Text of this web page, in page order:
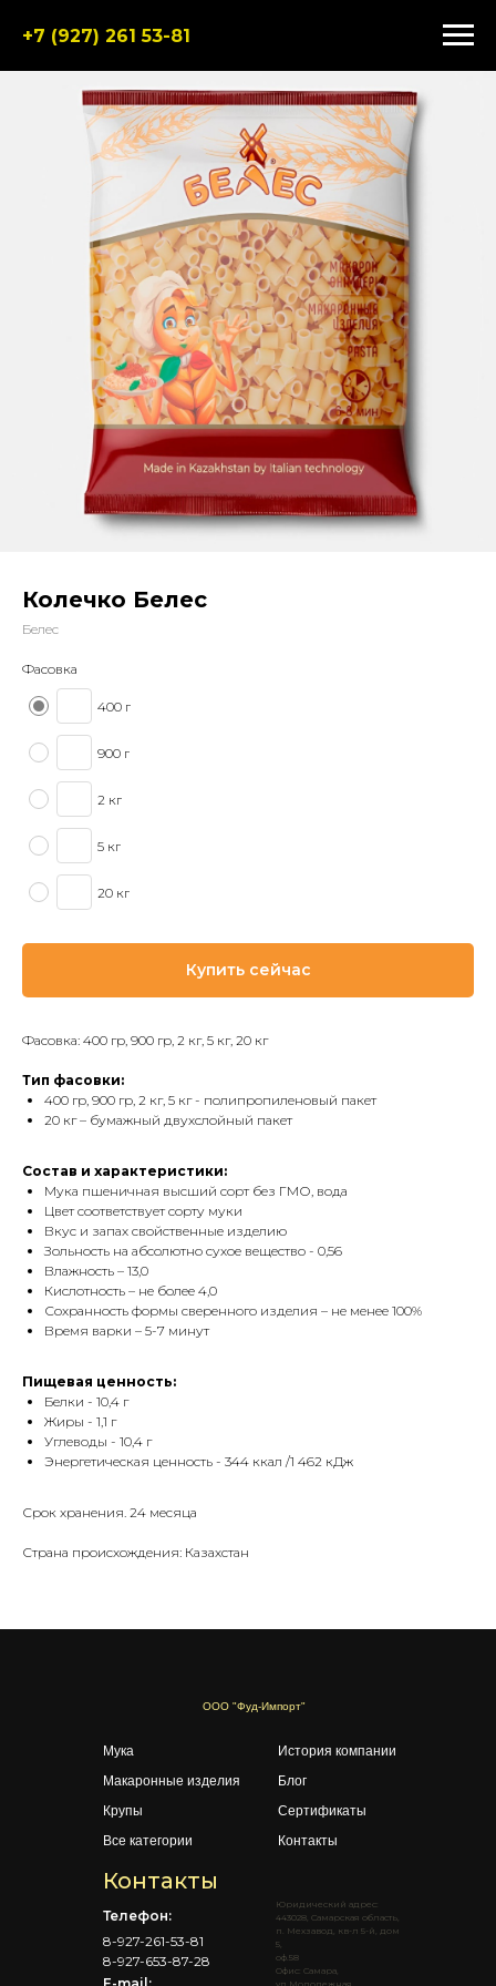
+7 (927) 261 53-81
Колечко Белес
Белес
Фасовка
400 г
900 г
2 кг
5 кг
20 кг
Купить сейчас
Фасовка: 400 гр, 900 гр, 2 кг, 5 кг, 20 кг
Тип фасовки:
400 гр, 900 гр, 2 кг, 5 кг - полипропиленовый пакет
20 кг – бумажный двухслойный пакет
Состав и характеристики:
Мука пшеничная высший сорт без ГМО, вода
Цвет соответствует сорту муки
Вкус и запах свойственные изделию
Зольность на абсолютно сухое вещество - 0,56
Влажность – 13,0
Кислотность – не более 4,0
Сохранность формы сверенного изделия – не менее 100%
Время варки – 5-7 минут
Пищевая ценность:
Белки - 10,4 г
Жиры - 1,1 г
Углеводы - 10,4 г
Энергетическая ценность - 344 ккал /1 462 кДж
Срок хранения. 24 месяца
Страна происхождения: Казахстан
История компании
Блог
Сертификаты
Контакты
Мука
Макаронные изделия
Крупы
Все категории
ООО "Фуд-Импорт"
Юридический адрес:
443028, Самарская область,
п. Мехзавод, кв-л 5-й, дом
5,
оф.58
Офис: Самара,
Контакты
Телефон:
8-927-261-53-81
8-927-653-87-28